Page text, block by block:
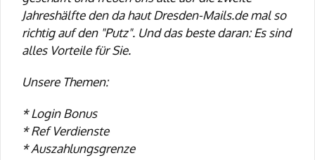
Jahreshälfte den da haut Dresden-Mails.de mal so
richtig auf den "Putz". Und das beste daran: Es sind
alles Vorteile für Sie.
Unsere Themen:
* Login Bonus
* Ref Verdienste
* Auszahlungsgrenze